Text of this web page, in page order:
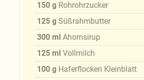
150 g Rohrohrzucker
125 g Süßrahmbutter
300 ml Ahornsirup
125 ml Vollmilch
100 g Haferflocken Kleinblatt